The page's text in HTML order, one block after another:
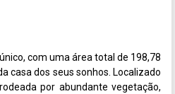
com uma área total de 198,78
casa dos seus sonhos. Localizado
por abundante vegetação,